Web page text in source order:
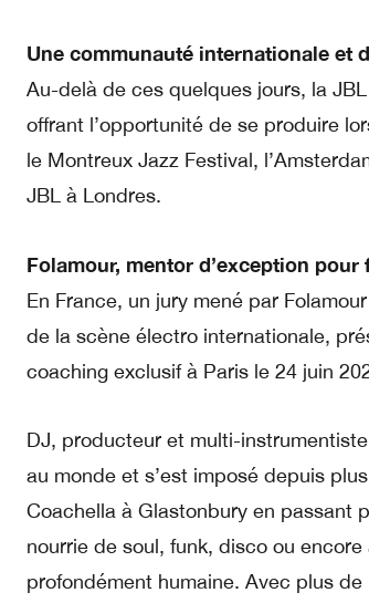
Une communauté internationale et
Au-delà de ces quelques jours, la
offrant l’opportunité de se produire
le Montreux Jazz Festival,
JBL à Londres.
Folamour, mentor d’exception
En France, un jury mené par
de la scène électro internationale,
coaching exclusif à Paris le 24 juin
DJ, producteur et multi-
au monde et s’est imposé depuis
Coachella à Glastonbury en passant
nourrie de soul, funk, disco ou
profondément humaine. Avec plus